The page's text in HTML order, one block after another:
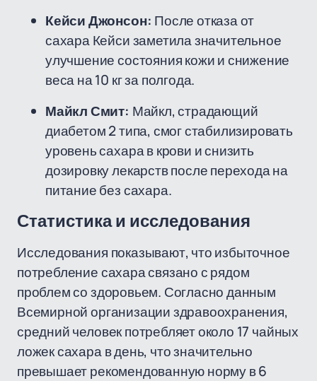
Кейси Джонсон: После отказа от
сахара Кейси заметила значительное
улучшение состояния кожи и снижение
веса на 10 кг за полгода.
Майкл Смит: Майкл, страдающий
диабетом 2 типа, смог стабилизировать
уровень сахара в крови и снизить
дозировку лекарств после перехода на
питание без сахара.
Статистика и исследования
Исследования показывают, что избыточное
потребление сахара связано с рядом
проблем со здоровьем. Согласно данным
Всемирной организации здравоохранения,
средний человек потребляет около 17 чайных
ложек сахара в день, что значительно
превышает рекомендованную норму в 6